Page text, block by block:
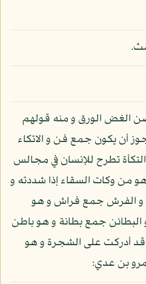
الغض الورق و منه قولهم
أن يكون جمع فن و الاتكاء
التكأة تطرح للإنسان في مجالس
هو من وكات السقاء إذا شددته و
و الفرش جمع فراش و هو
البطائن جمع بطانة و هو باطن
قد أدركت على الشجرة و هو
بن عدي: